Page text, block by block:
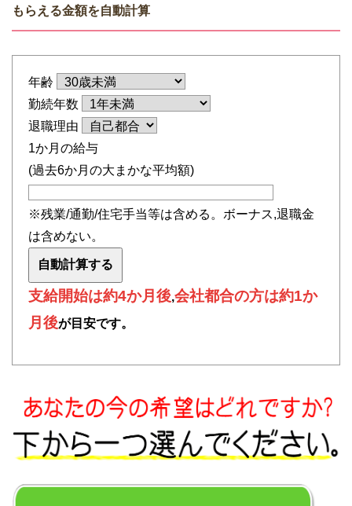
もらえる金額を自動計算
年齢
勤続年数
退職理由
1か月の給与
(過去6か月の大まかな平均額)
※残業/通勤/住宅手当等は含める。ボーナス,退職金
は含めない。
支給開始は約4か月後,会社都合の方は約1か
月後が目安です。